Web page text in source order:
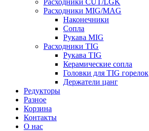
Расходники MIG/MAG
Наконечники
Сопла
Рукава MIG
Расходники TIG
Рукава TIG
Керамические сопла
Головки для TIG горелок
Держатели цанг
Редукторы
Разное
Корзина
Контакты
О нас